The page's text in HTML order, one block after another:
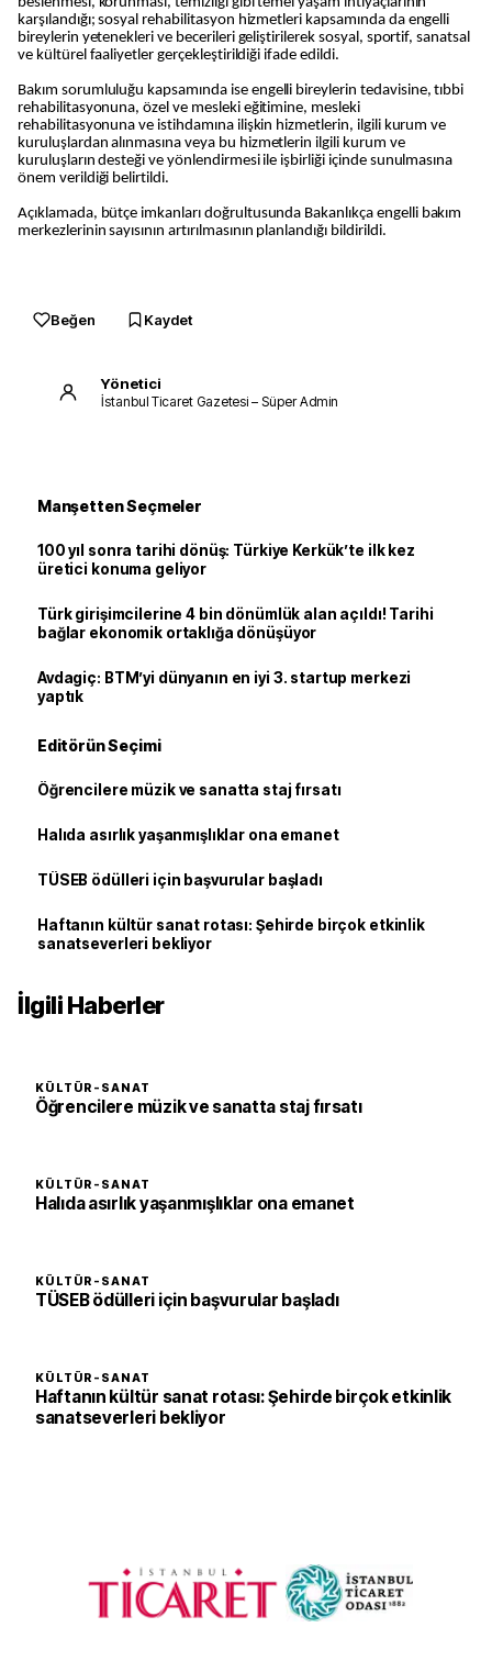
karşılandığı; sosyal rehabilitasyon hizmetleri kapsamında da engelli
bireylerin yetenekleri ve becerileri geliştirilerek sosyal, sportif, sanatsal
ve kültürel faaliyetler gerçekleştirildiği ifade edildi.
Bakım sorumluluğu kapsamında ise engelli bireylerin tedavisine, tıbbi
rehabilitasyonuna, özel ve mesleki eğitimine, mesleki
rehabilitasyonuna ve istihdamına ilişkin hizmetlerin, ilgili kurum ve
kuruluşlardan alınmasına veya bu hizmetlerin ilgili kurum ve
kuruluşların desteği ve yönlendirmesi ile işbirliği içinde sunulmasına
önem verildiği belirtildi.
Açıklamada, bütçe imkanları doğrultusunda Bakanlıkça engelli bakım
merkezlerinin sayısının artırılmasının planlandığı bildirildi.
Beğen Kaydet
Yönetici
İstanbul Ticaret Gazetesi – Süper Admin
Manşetten Seçmeler
100 yıl sonra tarihi dönüş: Türkiye Kerkük’te ilk kez
üretici konuma geliyor
Türk girişimcilerine 4 bin dönümlük alan açıldı! Tarihi
bağlar ekonomik ortaklığa dönüşüyor
Avdagiç: BTM’yi dünyanın en iyi 3. startup merkezi
yaptık
Editörün Seçimi
Öğrencilere müzik ve sanatta staj fırsatı
Halıda asırlık yaşanmışlıklar ona emanet
TÜSEB ödülleri için başvurular başladı
Haftanın kültür sanat rotası: Şehirde birçok etkinlik
sanatseverleri bekliyor
İlgili Haberler
KÜLTÜR-SANAT
Öğrencilere müzik ve sanatta staj fırsatı
KÜLTÜR-SANAT
Halıda asırlık yaşanmışlıklar ona emanet
KÜLTÜR-SANAT
TÜSEB ödülleri için başvurular başladı
KÜLTÜR-SANAT
Haftanın kültür sanat rotası: Şehirde birçok etkinlik
sanatseverleri bekliyor